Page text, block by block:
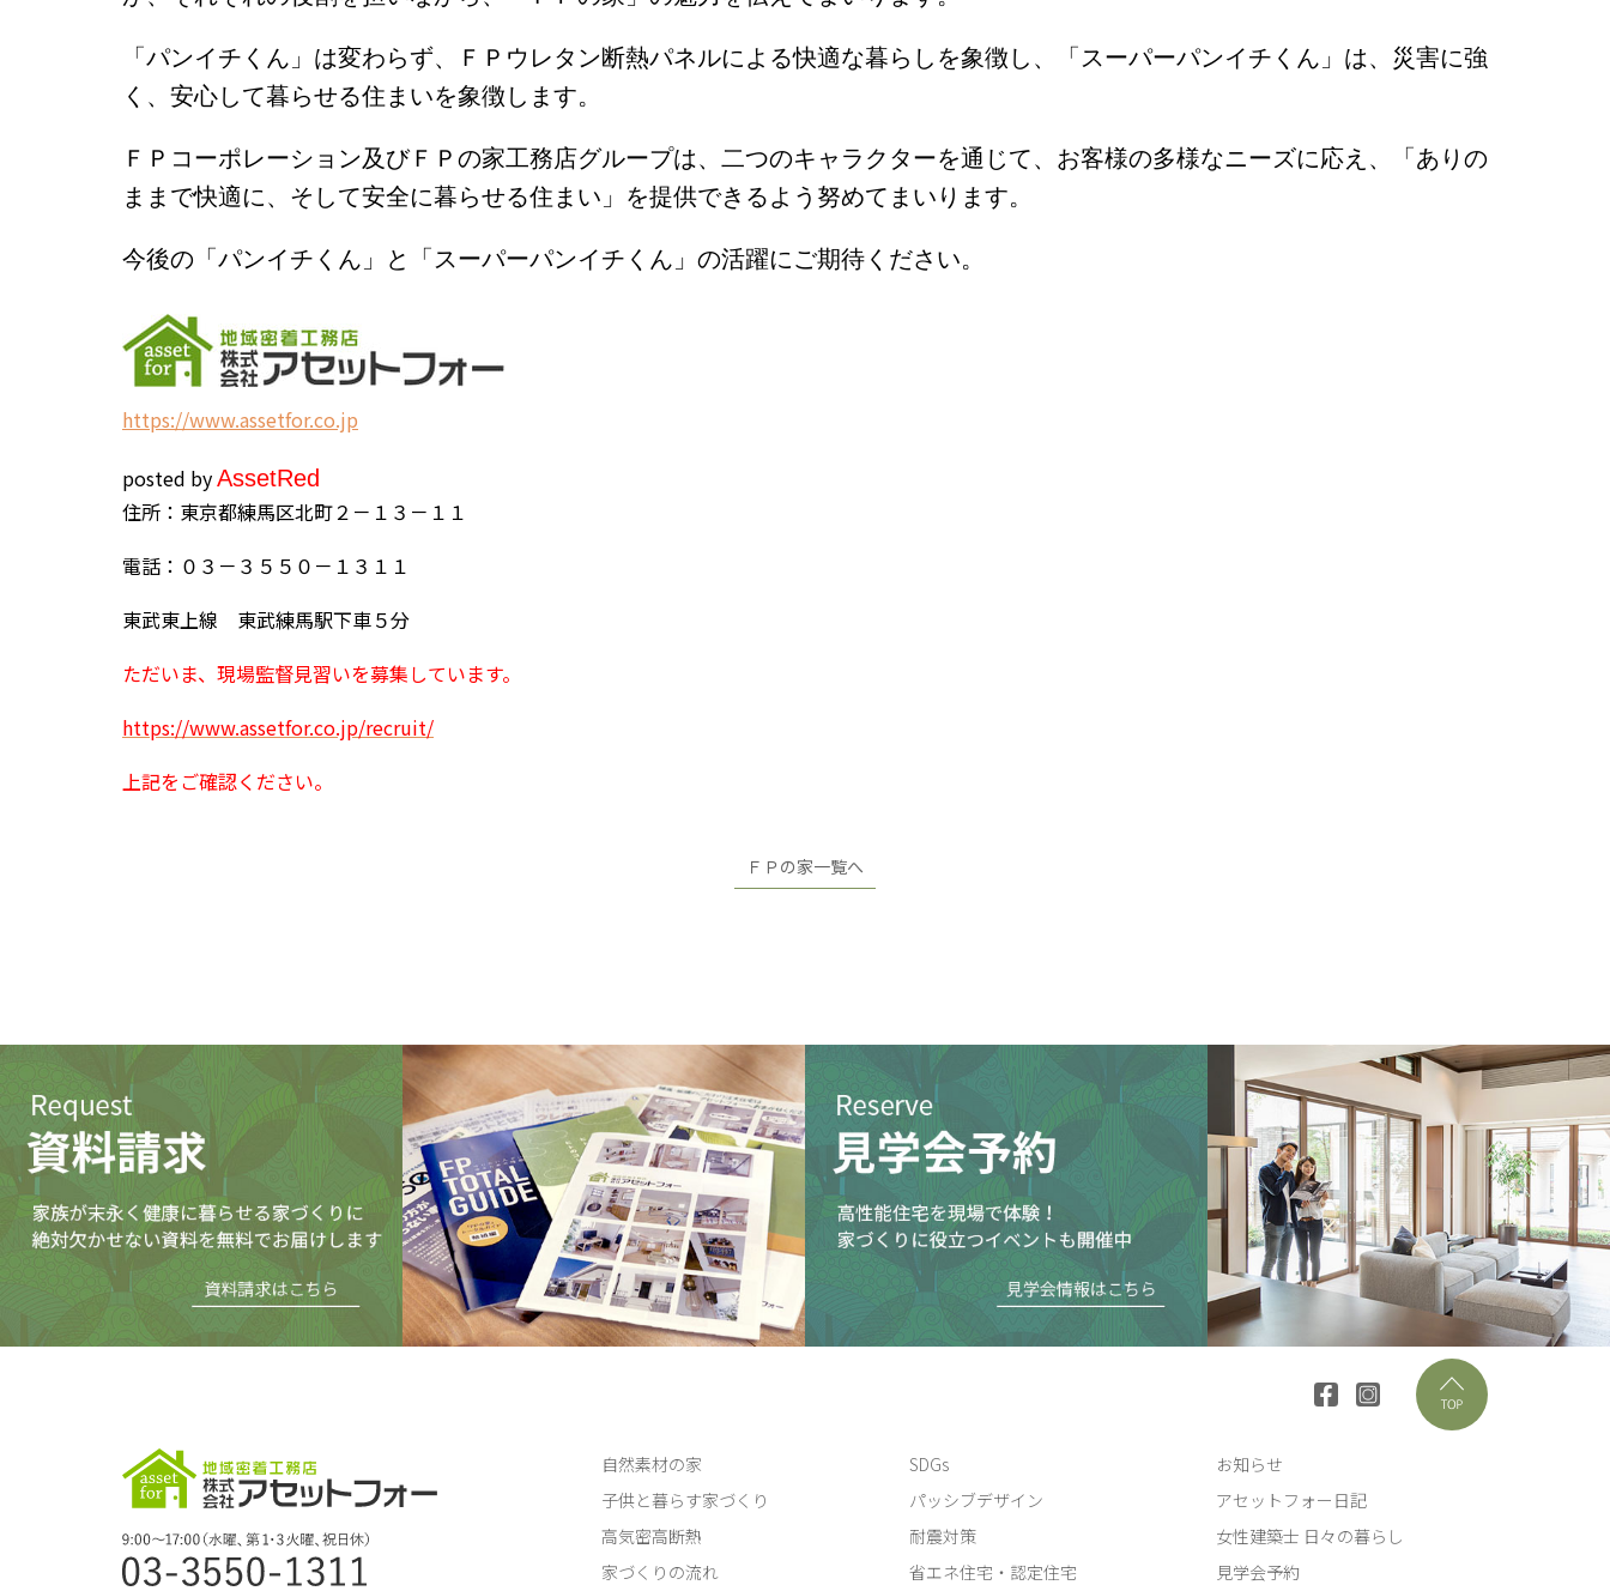
「パンイチくん」は変わらず、ＦＰウレタン断熱パネルによる快適な暮らしを象徴し、「スーパーパンイチくん」は、災害に強
く、安心して暮らせる住まいを象徴します。
ＦＰコーポレーション及びＦＰの家工務店グループは、二つのキャラクターを通じて、お客様の多様なニーズに応え、「ありの
ままで快適に、そして安全に暮らせる住まい」を提供できるよう努めてまいります。
今後の「パンイチくん」と「スーパーパンイチくん」の活躍にご期待ください。
https://www.assetfor.co.jp
posted byAssetRed
住所：東京都練馬区北町２－１３－１１
電話：０３－３５５０－１３１１
東武東上線 東武練馬駅下車５分
ただいま、現場監督見習いを募集しています。
https://www.assetfor.co.jp/recruit/
上記をご確認ください。
ＦＰの家一覧へ
自然素材の家
子供と暮らす家づくり
高気密高断熱
家づくりの流れ
SDGs
パッシブデザイン
耐震対策
省エネ住宅・認定住宅
お知らせ
アセットフォー日記
女性建築士 日々の暮らし
見学会予約